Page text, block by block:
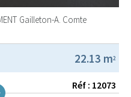
Gailleton-A. Comte
22.13 m2
Réf : 12073